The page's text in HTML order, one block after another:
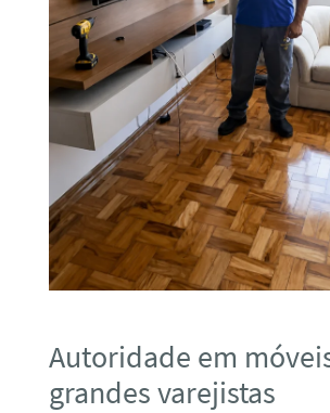
Autoridade em
grandes varejistas